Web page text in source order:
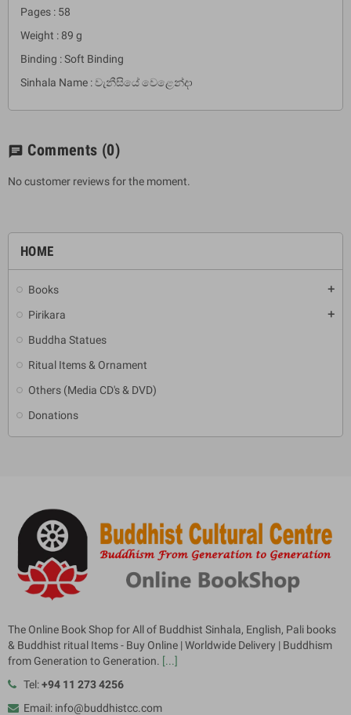
HOME
Books add
Pirikara add
Buddha Statues
Ritual Items & Ornament
Others (Media CD's & DVD)
Donations
Pages : 58
Weight : 89 g
Binding : Soft Binding
Sinhala Name : වැනීසියේ වෙළෙන්දා
chat Comments (0)
No customer reviews for the moment.
The Online Book Shop for All of Buddhist Sinhala, English, Pali books
& Buddhist ritual Items - Buy Online | Worldwide Delivery | Buddhism
from Generation to Generation. [...]
Tel:+94 11 273 4256
Email: info@buddhistcc.com